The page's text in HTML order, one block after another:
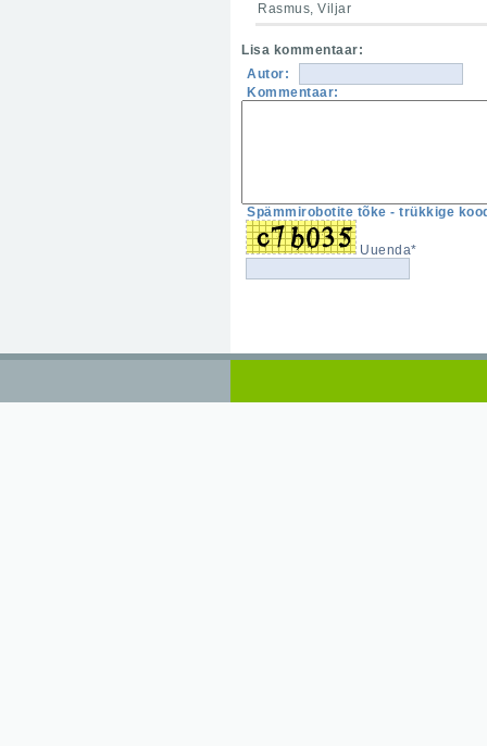
Rasmus, Viljar
Lisa kommentaar:
Autor:
Kommentaar:
Spämmirobotite tõke - trükkige
Uuenda*